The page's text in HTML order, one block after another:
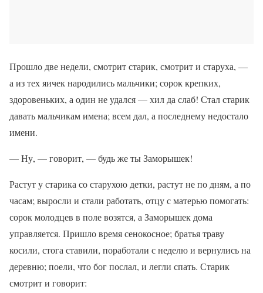
Прошло две недели, смотрит старик, смотрит и старуха, —
а из тех яичек народились мальчики; сорок крепких,
здоровеньких, а один не удался — хил да слаб! Стал старик
давать мальчикам имена; всем дал, а последнему недостало
имени.
— Ну, — говорит, — будь же ты Заморышек!
Растут у старика со старухою детки, растут не по дням, а по
часам; выросли и стали работать, отцу с матерью помогать:
сорок молодцев в поле возятся, а Заморышек дома
управляется. Пришло время сенокосное; братья траву
косили, стога ставили, поработали с неделю и вернулись на
деревню; поели, что бог послал, и легли спать. Старик
смотрит и говорит: